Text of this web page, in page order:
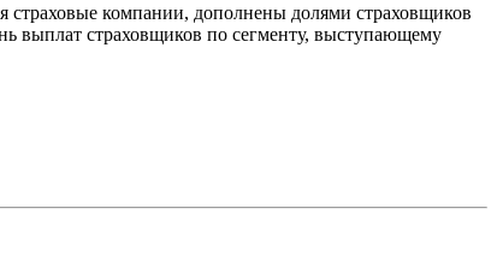
страховые компании, дополнены долями страховщиков
выплат страховщиков по сегменту, выступающему